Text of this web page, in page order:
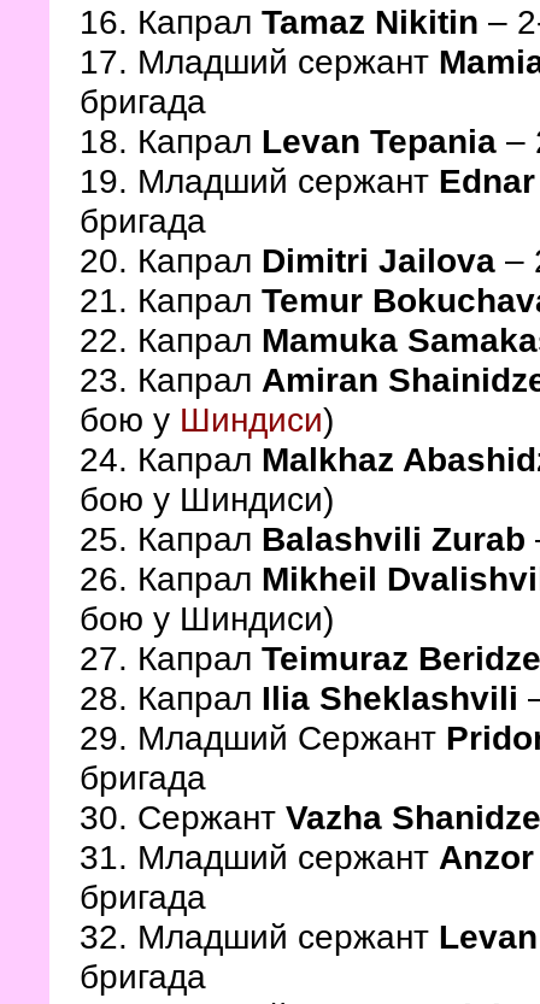
16. Капрал Tamaz Nikitin –
17. Младший сержант
бригада
18. Капрал Levan Tepania –
19. Младший сержант
бригада
20. Капрал Dimitri Jailova –
21. Капрал Temur
22. Капрал Mamuka
23. Капрал Amiran
бою у Шиндиси)
24. Капрал Malkhaz
бою у Шиндиси)
25. Капрал Balashvili Zurab
26. Капрал Mikheil
бою у Шиндиси)
27. Капрал Teimuraz Beridze
28. Капрал Ilia Sheklashvili
29. Младший Сержант
бригада
30. Сержант Vazha
31. Младший сержант
бригада
32. Младший сержант
бригада